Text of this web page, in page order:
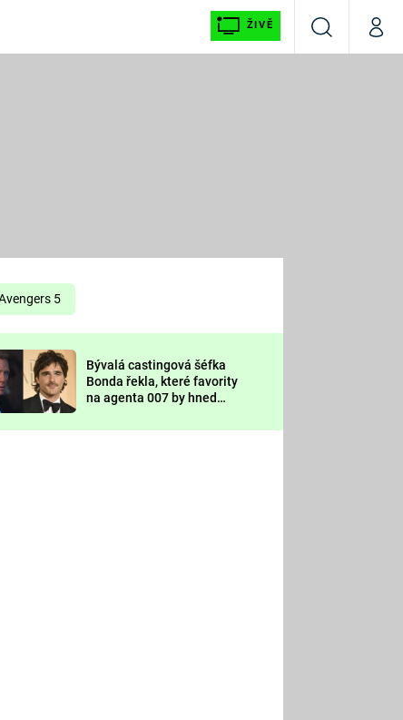
ŽIVĚ
VyhledáváníMůj
Prima LAJK
Sledujte nás
5
Bývalá castingová šéfka
Bonda řekla, které favority
na agenta 007 by hned